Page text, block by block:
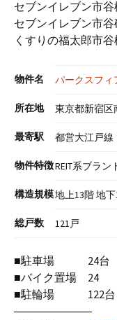
セブンイレブン市
セブンイレブン市
くすりの福太郎市
物件名 パークスフィ
所在地 東京都新宿区
最寄駅 都営大江戸線
物件特徴REIT系ブラ
構造規模地上13階 地下
総戸数 121戸
■駐車場 24台
■バイク置場 24
■駐輪場 122台
―――――――